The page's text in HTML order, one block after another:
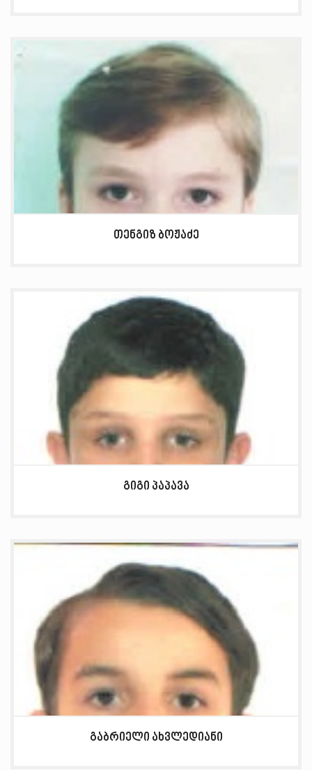
თენგიზ ბოჟაძე
გიგი პაპავა
გაბრიელი ახვლედიანი